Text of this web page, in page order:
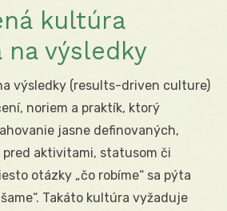
kultúra
na výsledky
výsledky (results-driven culture)
noriem a praktík, ktorý
jasne definovaných,
aktivitami, statusom či
otázky „čo robíme“ sa pýta
Takáto kultúra vyžaduje